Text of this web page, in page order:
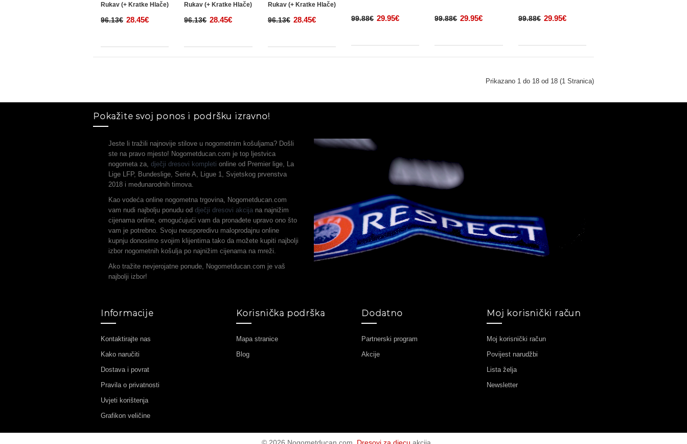
Rukav (+ Kratke Hlače)
96.13€ 28.45€
Rukav (+ Kratke Hlače)
96.13€ 28.45€
Rukav (+ Kratke Hlače)
96.13€ 28.45€ 99.88€ 29.95€ 99.88€ 29.95€ 99.88€ 29.95€
Prikazano 1 do 18 od 18 (1 Stranica)
Pokažite svoj ponos i podršku izravno!
Jeste li tražili najnovije stilove u nogometnim košuljama? Došli
ste na pravo mjesto! Nogometducan.com je top ljestvica
nogometa za, dječji dresovi kompleti online od Premier lige, La
Lige LFP, Bundeslige, Serie A, Ligue 1, Svjetskog prvenstva
2018 i međunarodnih timova.
Kao vodeća online nogometna trgovina, Nogometducan.com
vam nudi najbolju ponudu od dječji dresovi akcija na najnižim
cijenama online, omogućujući vam da pronađete upravo ono što
vam je potrebno. Svoju neusporedivu maloprodajnu online
kupnju donosimo svojim klijentima tako da možete kupiti najbolji
izbor nogometnih košulja po najnižim cijenama na mreži.
Ako tražite nevjerojatne ponude, Nogometducan.com je vaš
najbolji izbor!
Informacije
Kontaktirajte nas
Kako naručiti
Dostava i povrat
Pravila o privatnosti
Uvjeti korištenja
Grafikon veličine
Korisnička podrška
Mapa stranice
Blog
Dodatno
Partnerski program
Akcije
Moj korisnički račun
Moj korisnički račun
Povijest narudžbi
Lista želja
Newsletter
© 2026 Nogometducan.com. Dresovi za djecu akcija.